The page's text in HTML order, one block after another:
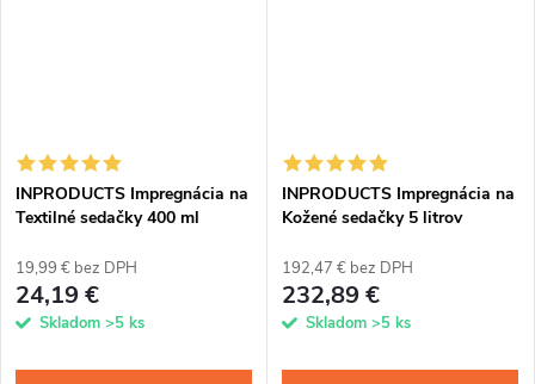
INPRODUCTS Impregnácia na
Textilné sedačky 400 ml
19,99 € bez DPH
24,19 €
Skladom >5 ks
INPRODUCTS Impregnácia na
Kožené sedačky 5 litrov
192,47 € bez DPH
232,89 €
Skladom >5 ks